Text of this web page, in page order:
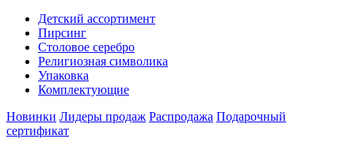
Детский ассортимент
Пирсинг
Столовое серебро
Религиозная символика
Упаковка
Комплектующие
Новинки Лидеры продаж Распродажа Подарочный
сертификат